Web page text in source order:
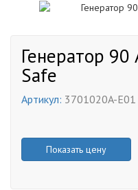
Генератор
Safe
Артикул: 3701020A-E01
Показать цену